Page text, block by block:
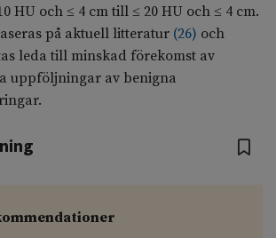
HU och ≤ 4 cm till ≤ 20 HU och ≤ 4 cm.
på aktuell litteratur (26) och
leda till minskad förekomst av
uppföljningar av benigna